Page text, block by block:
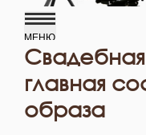
главная
образа